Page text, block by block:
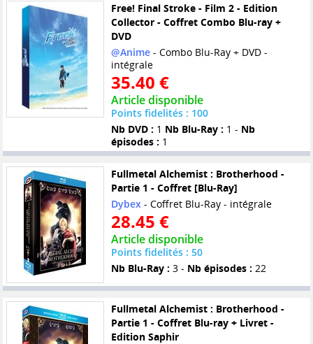
Free! Final Stroke - Film 2 - Edition
Collector - Coffret Combo Blu-ray +
DVD
@Anime- Combo Blu-Ray + DVD -
intégrale
35.40 €
Article disponible
Points fidelités : 100
Nb DVD : 1 Nb Blu-Ray : 1 - Nb
épisodes : 1
Fullmetal Alchemist : Brotherhood -
Partie 1 - Coffret [Blu-Ray]
Dybex - Coffret Blu-Ray - intégrale
28.45 €
Article disponible
Points fidelités : 50
Nb Blu-Ray : 3 - Nb épisodes : 22
Fullmetal Alchemist : Brotherhood -
Partie 1 - Coffret Blu-ray + Livret -
Edition Saphir